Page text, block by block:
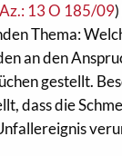
Az.: 13 O 185/09
Thema:
an den
gestellt.
dass die